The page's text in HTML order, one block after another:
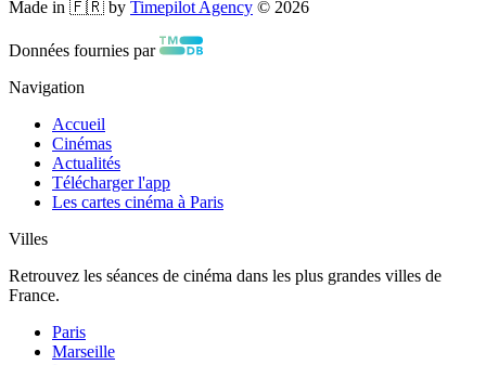
Made in 🇫🇷 by Timepilot Agency © 2026
Données fournies par
Navigation
Accueil
Cinémas
Actualités
Télécharger l'app
Les cartes cinéma à Paris
Villes
Retrouvez les séances de cinéma dans les plus grandes villes de
France.
Paris
Marseille